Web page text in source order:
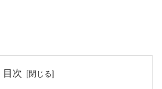
目次